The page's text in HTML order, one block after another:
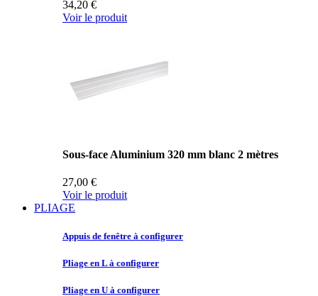
34,20 €
Voir le produit
Sous-face Aluminium 320 mm blanc 2 mètres
27,00 €
Voir le produit
PLIAGE
Appuis de fenêtre à configurer
Pliage en L à configurer
Pliage en U à configurer